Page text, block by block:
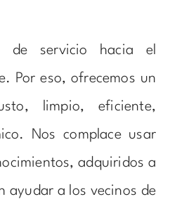
de servicio hacia el
Por eso, ofrecemos un
limpio, eficiente,
Nos complace usar
adquiridos a
ayudar a los vecinos de